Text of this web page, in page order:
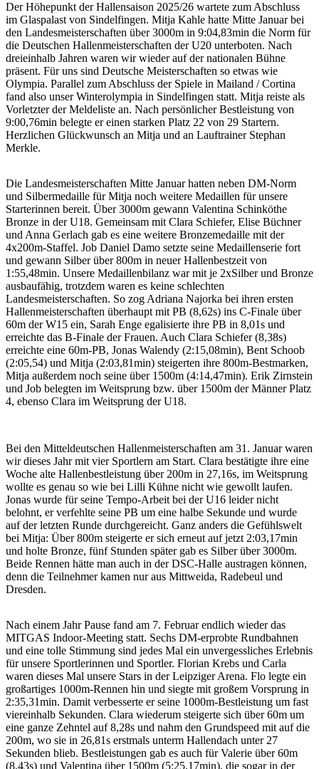
Der Höhepunkt der Hallensaison 2025/26 wartete zum Abschluss
im Glaspalast von Sindelfingen. Mitja Kahle hatte Mitte Januar bei
den Landesmeisterschaften über 3000m in 9:04,83min die Norm für
die Deutschen Hallenmeisterschaften der U20 unterboten. Nach
dreieinhalb Jahren waren wir wieder auf der nationalen Bühne
präsent. Für uns sind Deutsche Meisterschaften so etwas wie
Olympia. Parallel zum Abschluss der Spiele in Mailand / Cortina
fand also unser Winterolympia in Sindelfingen statt. Mitja reiste als
Vorletzter der Meldeliste an. Nach persönlicher Bestleistung von
9:00,76min belegte er einen starken Platz 22 von 29 Startern.
Herzlichen Glückwunsch an Mitja und an Lauftrainer Stephan
Merkle.
Die Landesmeisterschaften Mitte Januar hatten neben DM-Norm
und Silbermedaille für Mitja noch weitere Medaillen für unsere
Starterinnen bereit. Über 3000m gewann Valentina Schinköthe
Bronze in der U18. Gemeinsam mit Clara Schiefer, Elise Büchner
und Anna Gerlach gab es eine weitere Bronzemedaille mit der
4x200m-Staffel. Job Daniel Damo setzte seine Medaillenserie fort
und gewann Silber über 800m in neuer Hallenbestzeit von
1:55,48min. Unsere Medaillenbilanz war mit je 2xSilber und Bronze
ausbaufähig, trotzdem waren es keine schlechten
Landesmeisterschaften. So zog Adriana Najorka bei ihren ersten
Hallenmeisterschaften überhaupt mit PB (8,62s) ins C-Finale über
60m der W15 ein, Sarah Enge egalisierte ihre PB in 8,01s und
erreichte das B-Finale der Frauen. Auch Clara Schiefer (8,38s)
erreichte eine 60m-PB, Jonas Walendy (2:15,08min), Bent Schoob
(2:05,54) und Mitja (2:03,81min) steigerten ihre 800m-Bestmarken,
Mitja außerdem noch seine über 1500m (4:14,47min). Erik Zirnstein
und Job belegten im Weitsprung bzw. über 1500m der Männer Platz
4, ebenso Clara im Weitsprung der U18.
Bei den Mitteldeutschen Hallenmeisterschaften am 31. Januar waren
wir dieses Jahr mit vier Sportlern am Start. Clara bestätigte ihre eine
Woche alte Hallenbestleistung über 200m in 27,16s, im Weitsprung
wollte es genau so wie bei Lilli Kühne nicht wie gewollt laufen.
Jonas wurde für seine Tempo-Arbeit bei der U16 leider nicht
belohnt, er verfehlte seine PB um eine halbe Sekunde und wurde
auf der letzten Runde durchgereicht. Ganz anders die Gefühlswelt
bei Mitja: Über 800m steigerte er sich erneut auf jetzt 2:03,17min
und holte Bronze, fünf Stunden später gab es Silber über 3000m.
Beide Rennen hätte man auch in der DSC-Halle austragen können,
denn die Teilnehmer kamen nur aus Mittweida, Radebeul und
Dresden.
Nach einem Jahr Pause fand am 7. Februar endlich wieder das
MITGAS Indoor-Meeting statt. Sechs DM-erprobte Rundbahnen
und eine tolle Stimmung sind jedes Mal ein unvergessliches Erlebnis
für unsere Sportlerinnen und Sportler. Florian Krebs und Carla
waren dieses Mal unsere Stars in der Leipziger Arena. Flo legte ein
großartiges 1000m-Rennen hin und siegte mit großem Vorsprung in
2:35,31min. Damit verbesserte er seine 1000m-Bestleistung um fast
viereinhalb Sekunden. Clara wiederum steigerte sich über 60m um
eine ganze Zehntel auf 8,28s und nahm den Grundspeed mit auf die
200m, wo sie in 26,81s erstmals unterm Hallendach unter 27
Sekunden blieb. Bestleistungen gab es auch für Valerie über 60m
(8,43s) und Valentina über 1500m (5:25,17min), die sogar in der